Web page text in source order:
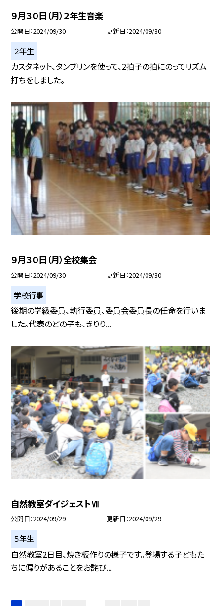
９月３０日（月）２年生音楽
公開日 2024/09/30 更新日 2024/09/30
２年生
カスタネット、タンブリンを使って、2拍子の拍にのってリズム
打ちをしました。
９月３０日（月）全校集会
公開日 2024/09/30 更新日 2024/09/30
学校行事
後期の学級委員、執行委員、委員会委員長の任命を行いま
した。代表のどの子も、きりり...
自然教室ダイジェストⅦ
公開日 2024/09/29 更新日 2024/09/29
５年生
自然教室2日目、焼き板作りの様子です。登場する子どもた
ちに偏りがあることをお詫び...